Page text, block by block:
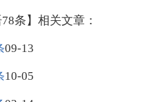
条】相关文章：
09-13
10-05